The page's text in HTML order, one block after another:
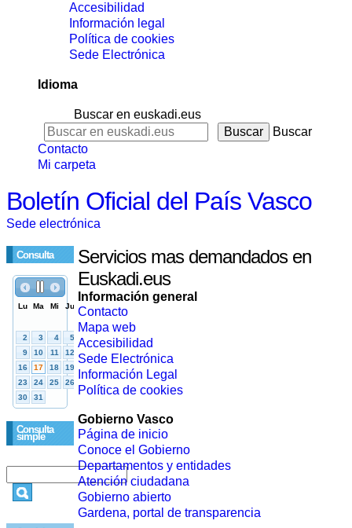
Accesibilidad
Información legal
Política de cookies
Sede Electrónica
Idioma
Buscar en euskadi.eus
Buscar
Contacto
Mi carpeta
Boletín Oficial del País Vasco
Sede electrónica
Consulta
Consulta
simple
Servicios mas demandados en
Euskadi.eus
Información general
Contacto
Mapa web
Accesibilidad
Sede Electrónica
Información Legal
Política de cookies
Gobierno Vasco
Página de inicio
Conoce el Gobierno
Departamentos y entidades
Atención ciudadana
Gobierno abierto
Gardena, portal de transparencia